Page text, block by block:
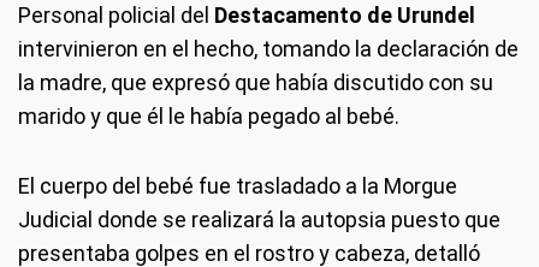
Personal policial del Destacamento de Urundel
intervinieron en el hecho, tomando la declaración de
la madre, que expresó que había discutido con su
marido y que él le había pegado al bebé.
El cuerpo del bebé fue trasladado a la Morgue
Judicial donde se realizará la autopsia puesto que
presentaba golpes en el rostro y cabeza, detalló